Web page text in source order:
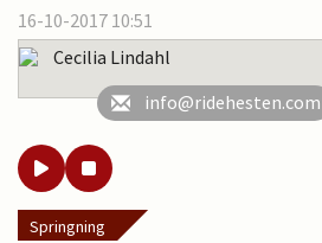
16-10-2017 10:51
Cecilia Lindahl
info@ridehesten.com
Springning